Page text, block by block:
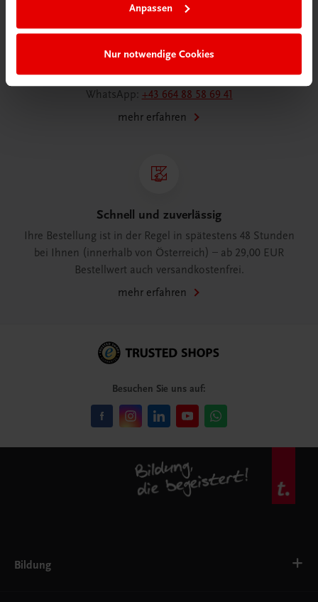
Anpassen
Nur notwendige Cookies
TRAUNER Verlag + Buchservice GmbH
Köglstraße 14 | 4020 Linz
Tel.:+43 732 778241
Mail:buchservice@trauner.at
WhatsApp: +43 664 88 58 69 41
mehr erfahren
Schnell und zuverlässig
Ihre Bestellung ist in der Regel in spätestens 48 Stunden
bei Ihnen (innerhalb von Österreich) – ab 29,00 EUR
Bestellwert auch versandkostenfrei.
mehr erfahren
Besuchen Sie uns auf:
Bildung